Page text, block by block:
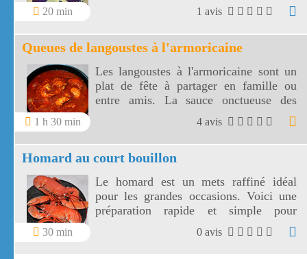
20 min
original et très agréable.
1 avis
Queues de langoustes à l'armoricaine
1 h 30 min
Les langoustes à l'armoricaine sont un
plat de fête à partager en famille ou
entre amis. La sauce onctueuse des
langoustes à l'armoricaine
accompagnera vos timbales de riz à
merveille!
4 avis
Homard au court bouillon
30 min
Le homard est un mets raffiné idéal
pour les grandes occasions. Voici une
préparation rapide et simple pour
cuisiner ce plat festif à la chair si
0 avis